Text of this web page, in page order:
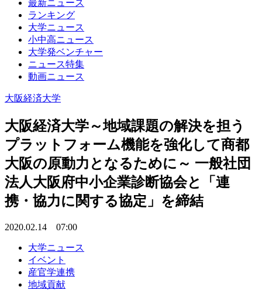
最新ニュース
ランキング
大学ニュース
小中高ニュース
大学発ベンチャー
ニュース特集
動画ニュース
大阪経済大学
大阪経済大学～地域課題の解決を担う
プラットフォーム機能を強化して商都
大阪の原動力となるために～ 一般社団
法人大阪府中小企業診断協会と「連
携・協力に関する協定」を締結
2020.02.14 07:00
大学ニュース
イベント
産官学連携
地域貢献